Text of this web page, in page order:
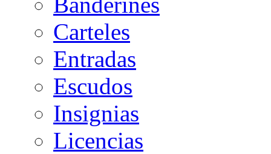
Carteles
Entradas
Escudos
Insignias
Licencias